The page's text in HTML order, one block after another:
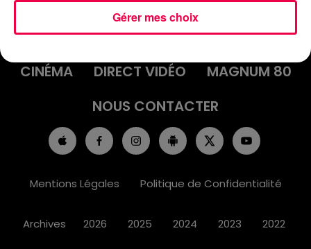
AGENDA
JEUX
PODCASTS
CINÉMA
DIRECT VIDÉO
MAGNUM 80
NOUS CONTACTER
Mentions Légales Politique de Confidentialité
Archives 2026 2025 2024 2023 2022
Gérer mes choix